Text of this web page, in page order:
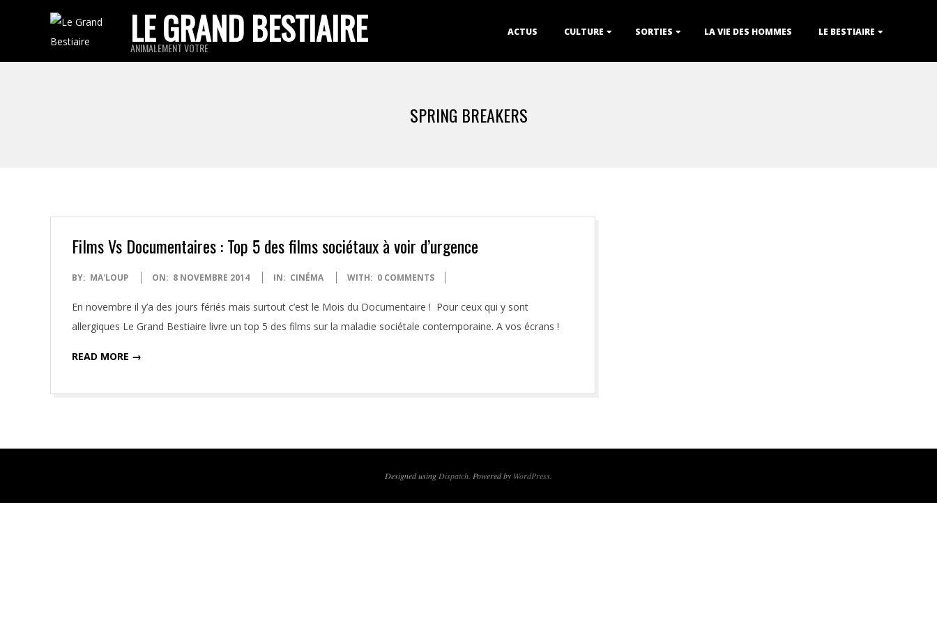
LE GRAND BESTIAIRE
ANIMALEMENT VOTRE
Menu
ACTUS CULTURE SORTIES LA VIE DES HOMMES LE BESTIAIRE
SPRING BREAKERS
Films Vs Documentaires : Top 5 des films sociétaux à voir d’urgence
2014-
08
BY: MA'LOUP ON: 8 NOVEMBRE 2014 IN: CINÉMA WITH: 0 COMMENTS
En novembre il y’a des jours fériés mais surtout c’est le Mois du Documentaire ! Pour ceux qui y sont
allergiques Le Grand Bestiaire livre un top 5 des films sur la maladie sociétale contemporaine. A vos écrans !
READ MORE →
Designed using Dispatch . Powered by WordPress